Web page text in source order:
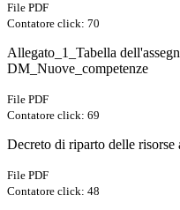
File PDF
Contatore click: 70
Allegato_1_Tabella
DM_Nuove_competenze
File PDF
Contatore click: 69
Decreto di riparto delle
File PDF
Contatore click: 48